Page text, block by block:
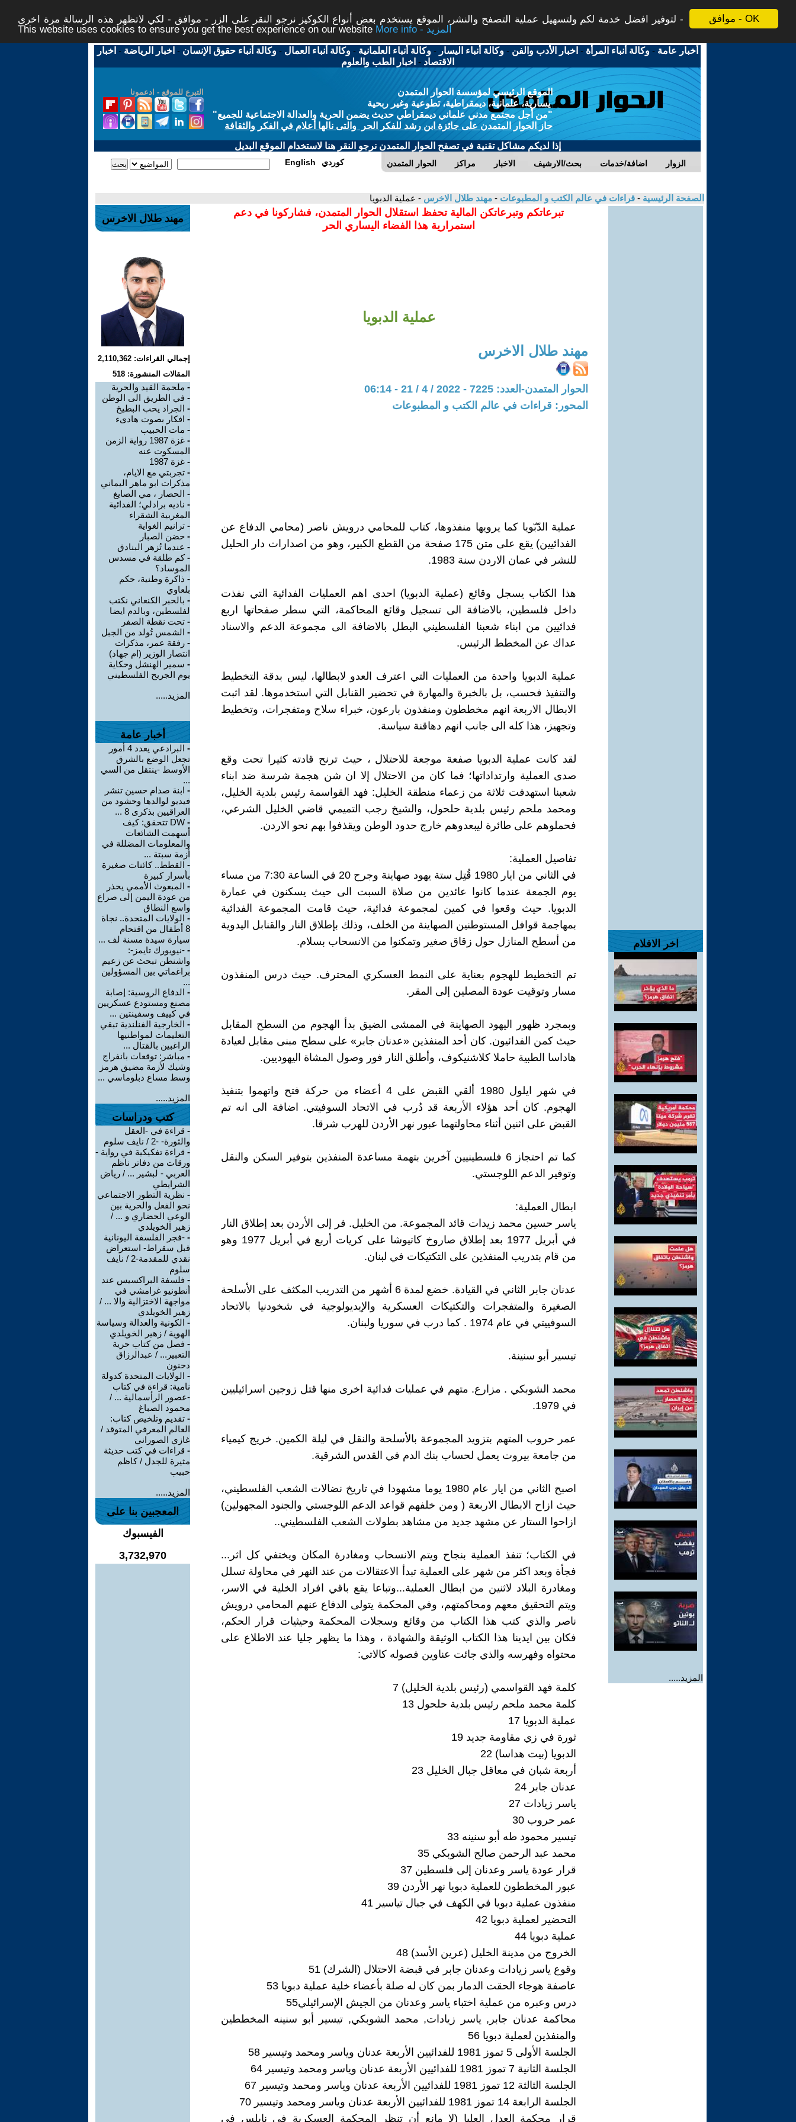
موافق - OK
لتوفير افضل خدمة لكم ولتسهيل عملية التصفح والنشر، الموقع يستخدم بعض أنواع الكوكيز نرجو النقر على الزر - موافق - لكي لاتظهر هذه الرسالة مرة اخرى -
This website uses cookies to ensure you get the best experience on our website
More info - المزيد
أخبار عامة -وكالة أنباء المرأة - اخبار الأدب والفن -وكالة أنباء اليسار -وكالة أنباء العلمانية -وكالة أنباء العمال -وكالة أنباء حقوق الإنسان - اخبار الرياضة - اخبار
الاقتصاد - اخبار الطب والعلوم
التبرع للموقع - ادعمونا
الموقع الرئيسي لمؤسسة الحوار المتمدن
يسارية، علمانية، ديمقراطية، تطوعية وغير ربحية
"من أجل مجتمع مدني علماني ديمقراطي حديث يضمن الحرية والعدالة الاجتماعية للجميع"
حاز الحوار المتمدن على جائزة ابن رشد للفكر الحر والتى نالها أعلام في الفكر والثقافة
إذا لديكم مشاكل تقنية في تصفح الحوار المتمدن نرجو النقر هنا لاستخدام الموقع البديل
الحوار المتمدن مراكز الاخبار بحث/الارشيف اضافة/خدمات الزوار English كوردي
الصفحة الرئيسية - قراءات في عالم الكتب و المطبوعات - مهند طلال الاخرس - عملية الدبويا
اخر الافلام
المزيد.....
تبرعاتكم وتبرعاتكن المالية تحفظ استقلال الحوار المتمدن، فشاركونا في دعم
استمرارية هذا الفضاء اليساري الحر
عملية الدبويا
مهند طلال الاخرس
الحوار المتمدن-العدد: 7225 - 2022 / 4 / 21 - 06:14
المحور: قراءات في عالم الكتب و المطبوعات
عملية الدّبّويا كما يرويها منفذوها، كتاب للمحامي درويش ناصر (محامي الدفاع عن
الفدائيين) يقع على متن 175 صفحة من القطع الكبير، وهو من اصدارات دار الحليل
للنشر في عمان الاردن سنة 1983.
هذا الكتاب يسجل وقائع (عملية الدبويا) احدى اهم العمليات الفدائية التي نفذت
داخل فلسطين، بالاضافة الى تسجيل وقائع المحاكمة، التي سطر صفحاتها اربع
فدائيين من ابناء شعبنا الفلسطيني البطل بالاضافة الى مجموعة الدعم والاسناد
عداك عن المخطط الرئيس.
عملية الدبويا واحدة من العمليات التي اعترف العدو لابطالها، ليس بدقة التخطيط
والتنفيذ فحسب، بل بالخبرة والمهارة في تحضير القنابل التي استخدموها. لقد اثبت
الابطال الاربعة انهم مخططون ومنفذون بارعون، خبراء سلاح ومتفجرات، وتخطيط
وتجهيز، هذا كله الى جانب انهم دهاقنة سياسة.
لقد كانت عملية الدبويا صفعة موجعة للاحتلال ، حيث ترنح قادته كثيرا تحت وقع
صدى العملية وارتداداتها؛ فما كان من الاحتلال إلا ان شن هجمة شرسة ضد ابناء
شعبنا استهدفت ثلاثة من زعماء منطقة الخليل: فهد القواسمة رئيس بلدية الخليل،
ومحمد ملحم رئيس بلدية حلحول، والشيخ رجب التميمي قاضي الخليل الشرعي،
فحملوهم على طائرة ليبعدوهم خارج حدود الوطن ويقذفوا بهم نحو الاردن.
تفاصيل العملية:
في الثاني من ايار 1980 قُتِل ستة يهود صهاينة وجرح 20 في الساعة 7:30 من مساء
يوم الجمعة عندما كانوا عائدين من صلاة السبت الى حيث يسكنون في عمارة
الدبويا. حيث وقعوا في كمين لمجموعة فدائية، حيث قامت المجموعة الفدائية
بمهاجمة قوافل المستوطنين الصهاينة من الخلف، وذلك بإطلاق النار والقنابل اليدوية
من أسطح المنازل حول زقاق صغير وتمكنوا من الانسحاب بسلام.
تم التخطيط للهجوم بعناية على النمط العسكري المحترف. حيث درس المنفذون
مسار وتوقيت عودة المصلين إلى المقر.
وبمجرد ظهور اليهود الصهاينة في الممشى الضيق بدأ الهجوم من السطح المقابل
حيث كمن الفدائيون. كان أحد المنفذين «عدنان جابر» على سطح مبنى مقابل لعيادة
هاداسا الطبية حاملا كلاشنيكوف، وأطلق النار فور وصول المشاة اليهوديين.
في شهر ايلول 1980 ألقي القبض على 4 أعضاء من حركة فتح واتهموا بتنفيذ
الهجوم. كان أحد هؤلاء الأربعة قد دُرب في الاتحاد السوفيتي. اضافة الى انه تم
القبض على اثنين أثناء محاولتهما عبور نهر الأردن للهرب شرقا.
كما تم احتجاز 6 فلسطينيين آخرين بتهمة مساعدة المنفذين بتوفير السكن والنقل
وتوفير الدعم اللوجستي.
ابطال العملية:
ياسر حسين محمد زيدات قائد المجموعة. من الخليل. فر إلى الأردن بعد إطلاق النار
في أبريل 1977 بعد إطلاق صاروخ كاتيوشا على كريات أربع في أبريل 1977 وهو
من قام بتدريب المنفذين على التكتيكات في لبنان.
عدنان جابر الثاني في القيادة. خضع لمدة 6 أشهر من التدريب المكثف على الأسلحة
الصغيرة والمتفجرات والتكتيكات العسكرية والإيديولوجية في شخودنيا بالاتحاد
السوفييتي في عام 1974 . كما درب في سوريا ولبنان.
تيسير أبو سنينة.
محمد الشوبكي . مزارع. متهم في عمليات فدائية اخرى منها قتل زوجين اسرائيليين
في 1979.
عمر حروب المتهم بتزويد المجموعة بالأسلحة والنقل في ليلة الكمين. خريج كيمياء
من جامعة بيروت يعمل لحساب بنك الدم في القدس الشرقية.
اصبح الثاني من ايار عام 1980 يوما مشهودا في تاريخ نضالات الشعب الفلسطيني،
حيث ازاح الابطال الاربعة ( ومن خلفهم قواعد الدعم اللوجستي والجنود المجهولين)
ازاحوا الستار عن مشهد جديد من مشاهد بطولات الشعب الفلسطيني..
في الكتاب؛ تنفذ العملية بنجاح ويتم الانسحاب ومغادرة المكان ويختفي كل اثر...
فجأة وبعد اكثر من شهر على العملية تبدأ الاعتقالات من عند النهر في محاولة تسلل
ومغادرة البلاد لاثنين من ابطال العملية...وتباعا يقع باقي افراد الخلية في الاسر،
ويتم التحقيق معهم ومحاكمتهم، وفي المحكمة يتولى الدفاع عنهم المحامي درويش
ناصر والذي كتب هذا الكتاب من وقائع وسجلات المحكمة وحيثيات قرار الحكم،
فكان بين ايدينا هذا الكتاب الوثيقة والشهادة ، وهذا ما يظهر جليا عند الاطلاع على
محتواه وفهرسه والذي جائت عناوين فصوله كالاتي:
كلمة فهد القواسمي (رئيس بلدية الخليل) 7
كلمة محمد ملحم رئيس بلدية حلحول 13
عملية الدبويا 17
ثورة في زي مقاومة جديد 19
الدبويا (بيت هداسا) 22
أربعة شبان في معاقل جبال الخليل 23
عدنان جابر 24
ياسر زيادات 27
عمر حروب 30
تيسير محمود طه أبو سنينه 33
محمد عبد الرحمن صالح الشوبكي 35
قرار عودة ياسر وعدنان إلى فلسطين 37
عبور المخططون للعملية دبويا نهر الأردن 39
منفذون عملية دبويا في الكهف في جبال تياسير 41
التحضير لعملية دبويا 42
عملية دبويا 44
الخروج من مدينة الخليل (عرين الأسد) 48
وقوع ياسر زيادات وعدنان جابر في قبضة الاحتلال (الشرك) 51
عاصفة هوجاء الحقت الدمار بمن كان له صلة بأعضاء خلية عملية دبويا 53
درس وعبره من عملية اختباء ياسر وعدنان من الجيش الإسرائيلي55
محاكمة عدنان جابر, ياسر زيادات, محمد الشوبكي, تيسير أبو سنينه المخططين
والمنفذين لعملية دبويا 56
الجلسة الأولى 5 تموز 1981 للفدائيين الأربعة عدنان وياسر ومحمد وتيسير 58
الجلسة الثانية 7 تموز 1981 للفدائيين الأربعة عدنان وياسر ومحمد وتيسير 64
الجلسة الثالثة 12 تموز 1981 للفدائيين الأربعة عدنان وياسر ومحمد وتيسير 67
الجلسة الرابعة 14 تموز 1981 للفدائيين الأربعة عدنان وياسر ومحمد وتيسير 70
قرار محكمة العدل العليا (لا مانع أن تنظر المحكمة العسكرية في نابلس في
مهند طلال الاخرس
إجمالي القراءات: 2,110,362
المقالات المنشورة: 518
- ملحمة القيد والحرية
- في الطريق الى الوطن
- الجراد يحب البطيخ
- افكار بصوت هادىء
- مات الحبيب
-
غزة 1987 رواية الزمن
المسكوت عنه
- غزة 1987
- تجربتي مع الايام،
مذكرات ابو ماهر اليماني
- الحصار ، مي الصايغ
- ناديه برادلي؛ الفدائية
المغربية الشقراء
- ترانيم الغواية
- حضن الصبار
- عندما تُزهر البنادق
-كم طلقة في مسدس
الموساد؟
- ذاكرة وطنية، حكم
بلعاوي
- بالحبر الكنعاني نكتب
لفلسطين، وبالدم ايضا
- تحت نقطة الصفر
- الشمس تُولد من الجبل
- رفقة عمر، مذكرات
انتصار الوزير (ام جهاد)
- سمير الهنشل وحكاية
يوم الجريح الفلسطيني
المزيد.....
أخبار عامة
-
البرادعي يعدد 4 أمور
تجعل الوضع بالشرق
الأوسط -ينتقل من السي
...
- ابنة صدام حسين تنشر
فيديو لوالدها وحشود من
العراقيين بذكرى 8 ...
-
DW تتحقق: كيف
أسهمت الشائعات
والمعلومات المضللة في
أزمة سبتة ...
- القطط.. كائنات صغيرة
بأسرار كبيرة
- المبعوث الأممي يحذر
من عودة اليمن إلى صراع
واسع النطاق
- الولايات المتحدة.. نجاة
8 أطفال من اقتحام
سيارة سيدة مسنة لف ...
- -نيويورك تايمز-:
واشنطن تبحث عن زعيم
براغماتي بين المسؤولين
...
- الدفاع الروسية: إصابة
مصنع ومستودع عسكريين
في كييف وسفينتين ...
- الخارجية الفنلندية تبقي
التعليمات لمواطنيها
الراغبين بالقتال ...
- مباشر: توقعات بانفراج
وشيك لأزمة مضيق هرمز
وسط مساع دبلوماسي ...
المزيد.....
كتب ودراسات
- قراءة في -العقل
والثورة- -2 / نايف سلوم
- قراءة تفكيكية في رواية -
ورقات من دفاتر ناظم
العربي - لبشير ... / رياض
الشرايطي
- نظرية التطور الاجتماعي
نحو الفعل والحرية بين
الوعي الحضاري و ... /
زهير الخويلدي
- -فجر الفلسفة اليونانية
قبل سقراط- استعراض
نقدي للمقدمة-2 / نايف
سلوم
- فلسفة البراكسيس عند
أنطونيو غرامشي في
مواجهة الاختزالية والا ... /
زهير الخويلدي
- الكونية والعدالة وسياسة
الهوية / زهير الخويلدي
- فصل من كتاب حرية
التعبير... / عبدالرزاق
دحنون
- الولايات المتحدة كدولة
نامية: قراءة في كتاب
-عصور الرأسمالية ... /
محمود الصباغ
- تقديم وتلخيص كتاب:
العالم المعرفي المتوقد /
غازي الصوراني
- قراءات في كتب حديثة
مثيرة للجدل / كاظم
حبيب
المزيد.....
المعجبين بنا على
الفيسبوك
3,732,970